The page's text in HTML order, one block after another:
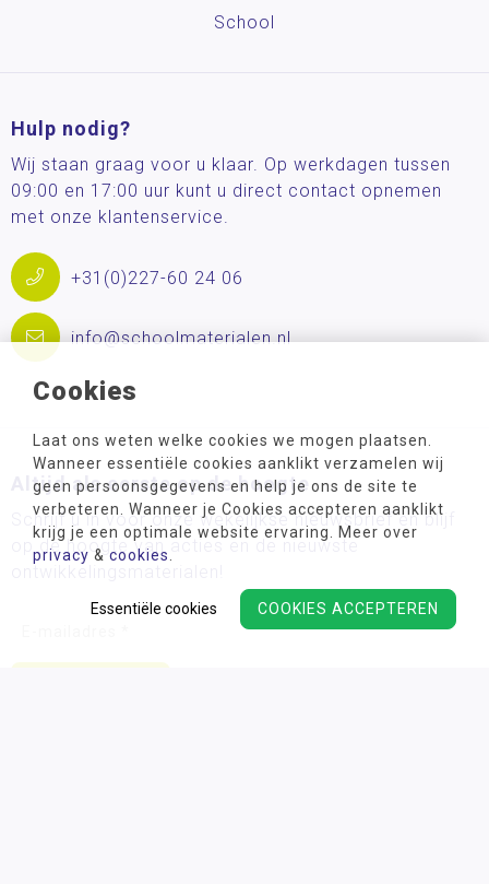
Cookies
Laat ons weten welke cookies we mogen plaatsen.
Wanneer essentiële cookies aanklikt verzamelen wij
geen persoonsgegevens en help je ons de site te
verbeteren. Wanneer je Cookies accepteren aanklikt
krijg je een optimale website ervaring. Meer over
privacy & cookies
COOKIES ACCEPTEREN
Essentiële cookies
School
Hulp nodig?
Wij staan graag voor u klaar. Op werkdagen tussen
09:00 en 17:00 uur kunt u direct contact opnemen
met onze klantenservice.
+31(0)227-60 24 06
info@schoolmaterialen.nl
Altijd als eerste op de hoogte
Schrijf u in voor onze wekelijkse nieuwsbrief en blijf
op de hoogte van acties en de nieuwste